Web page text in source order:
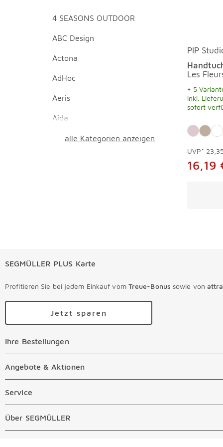
4 SEASONS OUTDOOR
ABC Design
Actona
AdHoc
Aeris
Aida
alle Kategorien anzeigen
PIP
Les
+ 5
inkl.
sofort
UVP*
16,19
SEGMÜLLER PLUS Karte
Profitieren Sie bei jedem Einkauf vom Treue-Bonus sowie von
Jetzt sparen
Ihre Bestellungen Überspringen
Ihre Bestellungen
Auftragsauskunft Filialen
Kostenlose Online Retoure
Angebote & Aktionen Überspringen
Angebote & Aktionen
Tiefpreis
Service Überspringen
Service
Beratungstermin Möbel
Über SEGMÜLLER Überspringen
Über SEGMÜLLER